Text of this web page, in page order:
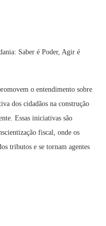
Saber é Poder, Agir é
o entendimento sobre
dos cidadãos na construção
Essas iniciativas são
fiscal, onde os
tributos e se tornam agentes